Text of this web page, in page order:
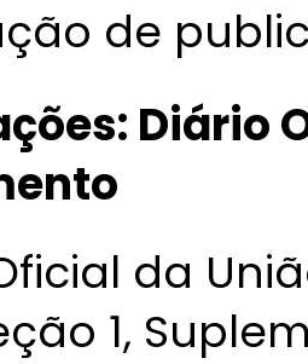
de
Diário
da
1,